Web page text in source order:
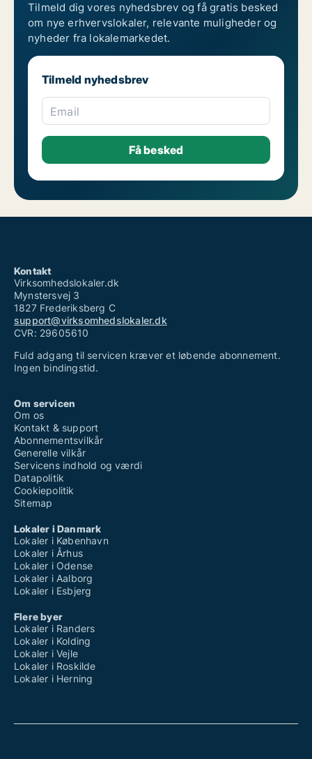
Tilmeld dig vores nyhedsbrev og få gratis besked
om nye erhvervslokaler, relevante muligheder og
nyheder fra lokalemarkedet.
Tilmeld nyhedsbrev
Email
Kontakt
Virksomhedslokaler.dk
Mynstersvej 3
1827 Frederiksberg C
support@virksomhedslokaler.dk
CVR: 29605610
Fuld adgang til servicen kræver et løbende abonnement.
Ingen bindingstid.
Om servicen
Om os
Kontakt & support
Abonnementsvilkår
Generelle vilkår
Servicens indhold og værdi
Datapolitik
Cookiepolitik
Sitemap
Lokaler i Danmark
Lokaler i København
Lokaler i Århus
Lokaler i Odense
Lokaler i Aalborg
Lokaler i Esbjerg
Flere byer
Lokaler i Randers
Lokaler i Kolding
Lokaler i Vejle
Lokaler i Roskilde
Lokaler i Herning